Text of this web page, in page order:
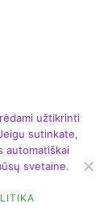
užtikrinti
sutinkate,
automatiškai
svetaine.